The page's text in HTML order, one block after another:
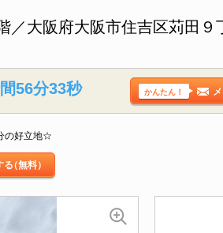
／大阪府大阪市住吉区苅田９
56分32秒 かんたん！
の好立地☆
る（無料）